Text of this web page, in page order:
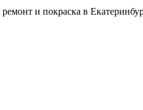
и покраска в